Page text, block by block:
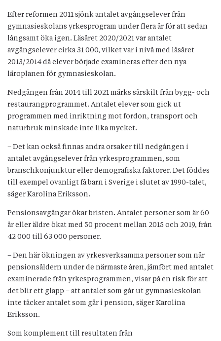
Efter reformen 2011 sjönk antalet avgångselever från
gymnasieskolans yrkesprogram under flera år för att sedan
långsamt öka igen. Läsåret 2020/2021 var antalet
avgångselever cirka 31 000, vilket var i nivå med läsåret
2013/2014 då elever började examineras efter den nya
läroplanen för gymnasieskolan.
Nedgången från 2014 till 2021 märks särskilt från bygg- och
restaurangprogrammet. Antalet elever som gick ut
programmen med inriktning mot fordon, transport och
naturbruk minskade inte lika mycket.
– Det kan också finnas andra orsaker till nedgången i
antalet avgångselever från yrkesprogrammen, som
branschkonjunktur eller demografiska faktorer. Det föddes
till exempel ovanligt få barn i Sverige i slutet av 1990-talet,
säger Karolina Eriksson.
Pensionsavgångar ökar bristen. Antalet personer som är 60
år eller äldre ökat med 50 procent mellan 2015 och 2019, från
42 000 till 63 000 personer.
– Den här ökningen av yrkesverksamma personer som når
pensionsåldern under de närmaste åren, jämfört med antalet
examinerade från yrkesprogrammen, visar på en risk för att
det blir ett glapp – att antalet som går ut gymnasieskolan
inte täcker antalet som går i pension, säger Karolina
Eriksson.
Som komplement till resultaten från